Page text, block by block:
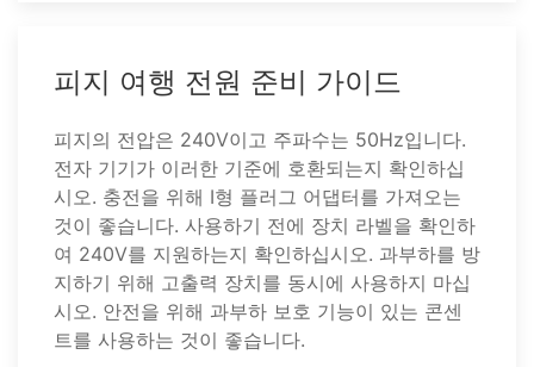
피지 여행 전원 준비 가이드
피지의 전압은 240V이고 주파수는 50Hz입니다.
전자 기기가 이러한 기준에 호환되는지 확인하십
시오. 충전을 위해 I형 플러그 어댑터를 가져오는
것이 좋습니다. 사용하기 전에 장치 라벨을 확인하
여 240V를 지원하는지 확인하십시오. 과부하를 방
지하기 위해 고출력 장치를 동시에 사용하지 마십
시오. 안전을 위해 과부하 보호 기능이 있는 콘센
트를 사용하는 것이 좋습니다.